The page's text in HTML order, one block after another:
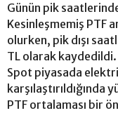
Günün pik
Kesinleşmemiş PTF
olurken, pik dışı
TL olarak kaydedildi.
Spot piyasada
karşılaştırıldığında
PTF ortalaması bir